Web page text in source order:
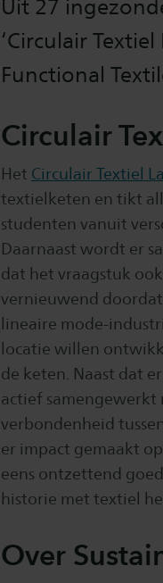
Uit 27
‘Circulair
Functional
Circulair
Het Circulair Textiel
textielketen en tikt
studenten vanuit
Daarnaast wordt er
dat het vraagstuk
vernieuwend
lineaire mode-
locatie willen
de keten. Naast dat
actief samengewerkt
verbondenheid
er impact gemaakt
eens ontzettend
historie met textiel
Over